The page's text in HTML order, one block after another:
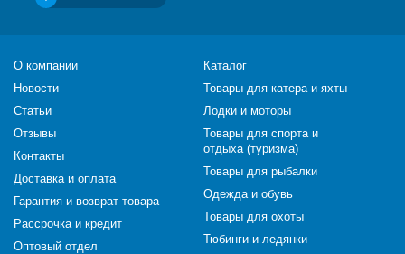
О компании
Новости
Статьи
Отзывы
Контакты
Доставка и оплата
Гарантия и возврат товара
Рассрочка и кредит
Оптовый отдел
Каталог
Товары для катера и яхты
Лодки и моторы
Товары для спорта и
отдыха (туризма)
Товары для рыбалки
Одежда и обувь
Товары для охоты
Тюбинги и ледянки